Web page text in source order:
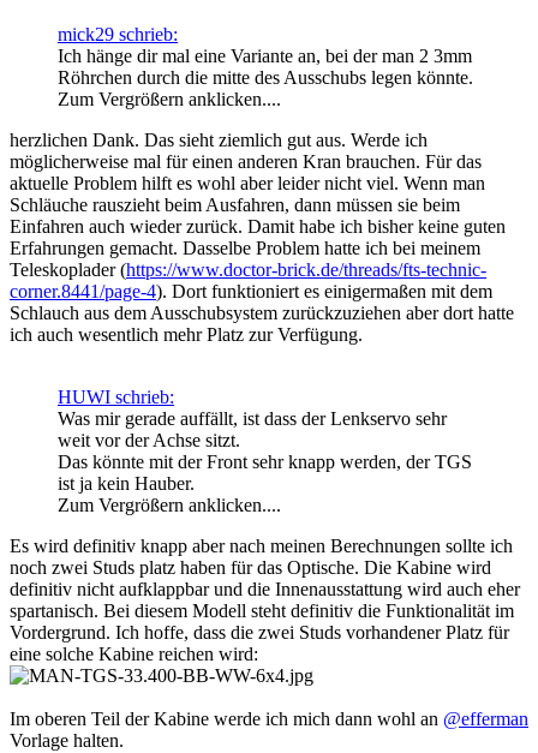
mick29 schrieb:
Ich hänge dir mal eine Variante an, bei der man 2 3mm
Röhrchen durch die mitte des Ausschubs legen könnte.
Zum Vergrößern anklicken....
herzlichen Dank. Das sieht ziemlich gut aus. Werde ich
möglicherweise mal für einen anderen Kran brauchen. Für das
aktuelle Problem hilft es wohl aber leider nicht viel. Wenn man
Schläuche rauszieht beim Ausfahren, dann müssen sie beim
Einfahren auch wieder zurück. Damit habe ich bisher keine guten
Erfahrungen gemacht. Dasselbe Problem hatte ich bei meinem
Teleskoplader (https://www.doctor-brick.de/threads/fts-technic-
corner.8441/page-4). Dort funktioniert es einigermaßen mit dem
Schlauch aus dem Ausschubsystem zurückzuziehen aber dort hatte
ich auch wesentlich mehr Platz zur Verfügung.
HUWI schrieb:
Was mir gerade auffällt, ist dass der Lenkservo sehr
weit vor der Achse sitzt.
Das könnte mit der Front sehr knapp werden, der TGS
ist ja kein Hauber.
Zum Vergrößern anklicken....
Es wird definitiv knapp aber nach meinen Berechnungen sollte ich
noch zwei Studs platz haben für das Optische. Die Kabine wird
definitiv nicht aufklappbar und die Innenausstattung wird auch eher
spartanisch. Bei diesem Modell steht definitiv die Funktionalität im
Vordergrund. Ich hoffe, dass die zwei Studs vorhandener Platz für
eine solche Kabine reichen wird:
Im oberen Teil der Kabine werde ich mich dann wohl an @efferman
Vorlage halten.